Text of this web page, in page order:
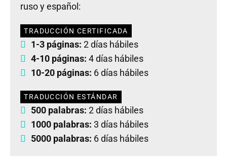
ruso y español:
TRADUCCIÓN CERTIFICADA
1-3 páginas: 2 días hábiles
4-10 páginas: 4 días hábiles
10-20 páginas: 6 días hábiles
TRADUCCIÓN ESTÁNDAR
500 palabras: 2 días hábiles
1000 palabras: 3 días hábiles
5000 palabras: 6 días hábiles